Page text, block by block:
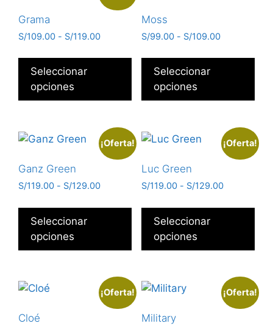
Grama
S/109.00 - S/119.00
Seleccionar
opciones
Moss
S/99.00 - S/109.00
Seleccionar
opciones
¡Oferta!
Ganz Green
S/119.00 - S/129.00
Seleccionar
opciones
¡Oferta!
Luc Green
S/119.00 - S/129.00
Seleccionar
opciones
¡Oferta!
Cloé
¡Oferta!
Military